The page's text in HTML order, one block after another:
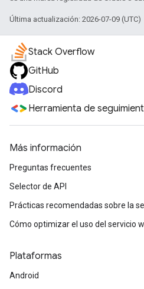
Última actualización: 2026-07-09 (UTC)
Stack Overflow
GitHub
Discord
Herramienta de
Más información
Preguntas frecuentes
Selector de API
Prácticas recomendadas sobre la
Cómo optimizar el uso del servicio
Plataformas
Android